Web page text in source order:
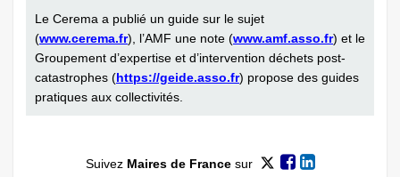
Le Cerema a publié un guide sur le sujet
(www.cerema.fr), l’AMF une note (www.amf.asso.fr) et le
Groupement d’expertise et d’intervention déchets post-
catastrophes (https://geide.asso.fr) propose des guides
pratiques aux collectivités.
Suivez Maires de Francesur